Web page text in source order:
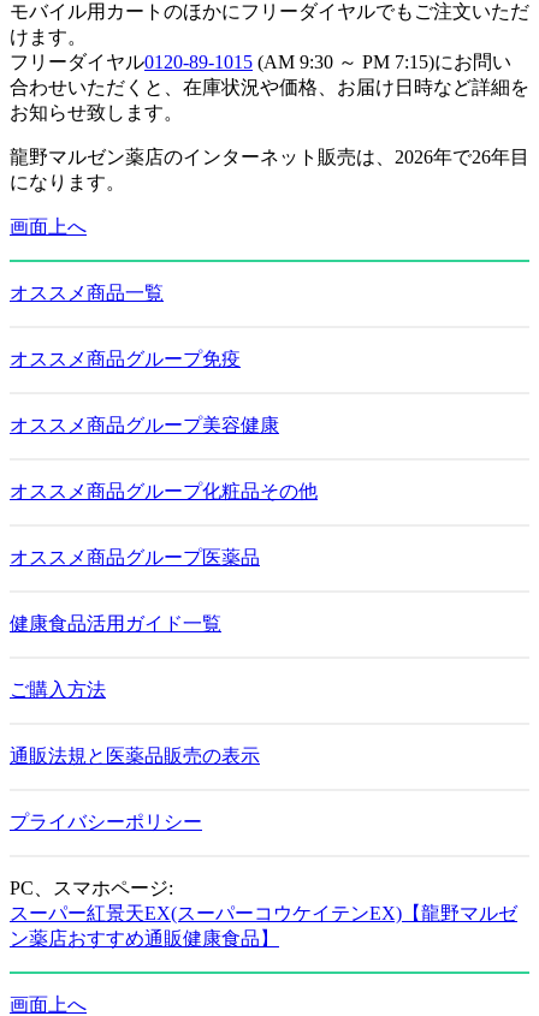
モバイル用カートのほかにフリーダイヤルでもご注文いただ
けます。
フリーダイヤル0120-89-1015 (AM 9:30 ～ PM 7:15)にお問い
合わせいただくと、在庫状況や価格、お届け日時など詳細を
お知らせ致します。
龍野マルゼン薬店のインターネット販売は、2026年で26年目
になります。
画面上へ
オススメ商品一覧
オススメ商品グループ免疫
オススメ商品グループ美容健康
オススメ商品グループ化粧品その他
オススメ商品グループ医薬品
健康食品活用ガイド一覧
ご購入方法
通販法規と医薬品販売の表示
プライバシーポリシー
PC、スマホページ:
スーパー紅景天EX(スーパーコウケイテンEX)【龍野マルゼ
ン薬店おすすめ通販健康食品】
画面上へ